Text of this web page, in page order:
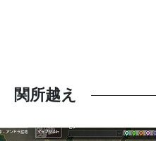
関所越え